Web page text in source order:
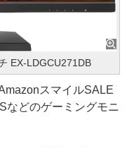
EX-LDGCU271DB
スマイルSALE
などのゲーミングモニ